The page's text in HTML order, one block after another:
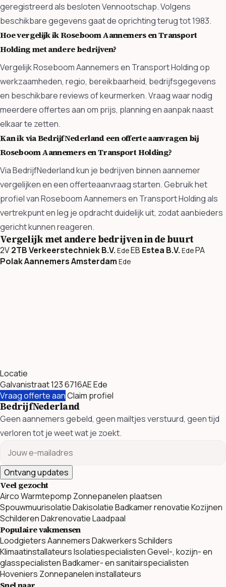
geregistreerd als besloten Vennootschap. Volgens
beschikbare gegevens gaat de oprichting terug tot 1983.
Hoe vergelijk ik Roseboom Aannemers en Transport
Holding met andere bedrijven?
Vergelijk Roseboom Aannemers en Transport Holding op
werkzaamheden, regio, bereikbaarheid, bedrijfsgegevens
en beschikbare reviews of keurmerken. Vraag waar nodig
meerdere offertes aan om prijs, planning en aanpak naast
elkaar te zetten.
Kan ik via BedrijfNederland een offerte aanvragen bij
Roseboom Aannemers en Transport Holding?
Via BedrijfNederland kun je bedrijven binnen aannemer
vergelijken en een offerteaanvraag starten. Gebruik het
profiel van Roseboom Aannemers en Transport Holding als
vertrekpunt en leg je opdracht duidelijk uit, zodat aanbieders
gericht kunnen reageren.
Vergelijk met andere bedrijven in de buurt
2V2TB Verkeerstechniek B.V. EdeEB Estea B.V. EdePA
Polak Aannemers Amsterdam Ede
Locatie
Galvanistraat 123 6716AE Ede
Vraag offerte aanClaim profiel
BedrijfNederland
Geen aannemers gebeld, geen mailtjes verstuurd, geen tijd
verloren tot je weet wat je zoekt.
Ontvang updates
Veel gezocht
AircoWarmtepomp Zonnepanelen plaatsen
SpouwmuurisolatieDakisolatieBadkamer renovatieKozijnen
SchilderenDakrenovatieLaadpaal
Populaire vakmensen
LoodgietersAannemersDakwerkersSchilders
KlimaatinstallateursIsolatiespecialistenGevel-, kozijn- en
glasspecialistenBadkamer- en sanitairspecialisten
Hoveniers Zonnepanelen installateurs